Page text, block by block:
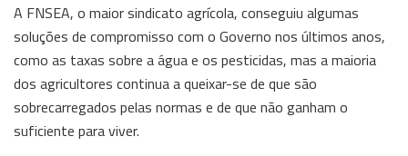
A FNSEA, o maior sindicato agrícola, conseguiu algumas
soluções de compromisso com o Governo nos últimos anos,
como as taxas sobre a água e os pesticidas, mas a maioria
dos agricultores continua a queixar-se de que são
sobrecarregados pelas normas e de que não ganham o
suficiente para viver.